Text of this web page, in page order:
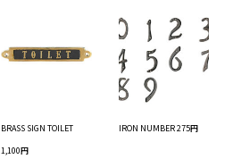
BRASS SIGN TOILET
1,100円
IRON NUMBER 275円